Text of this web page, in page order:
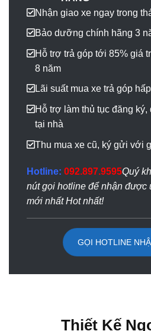
Nhận giao xe ngay trong
Bảo dưỡng chính hãng 3
Hỗ trợ trả góp tới 85% giá
8 năm
Lãi suất mua xe trả góp
Hỗ trợ làm thủ tục đăng
tại nhà
Thu mua xe cũ, ký gửi với
Hotline: 092.897.9595Quý
nút gọi hotline để nhận được
mới nhất Hot nhất!
GỌI HOTLINE
Thiết Kế